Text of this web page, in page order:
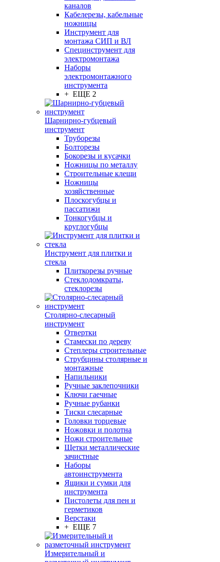
каналов
Кабелерезы, кабельные
ножницы
Инструмент для
монтажа СИП и ВЛ
Специнструмент для
электромонтажа
Наборы
электромонтажного
инструмента
+ ЕЩЕ 2
Шарнирно-губцевый
инструмент
Труборезы
Болторезы
Бокорезы и кусачки
Ножницы по металлу
Строительные клещи
Ножницы
хозяйственные
Плоскогубцы и
пассатижи
Тонкогубцы и
круглогубцы
Инструмент для плитки и
стекла
Плиткорезы ручные
Стеклодомкраты,
стеклорезы
Столярно-слесарный
инструмент
Отвертки
Стамески по дереву
Степлеры строительные
Струбцины столярные и
монтажные
Напильники
Ручные заклепочники
Ключи гаечные
Ручные рубанки
Тиски слесарные
Головки торцевые
Ножовки и полотна
Ножи строительные
Щетки металлические
зачистные
Наборы
автоинструмента
Ящики и сумки для
инструмента
Пистолеты для пен и
герметиков
Верстаки
+ ЕЩЕ 7
Измерительный и